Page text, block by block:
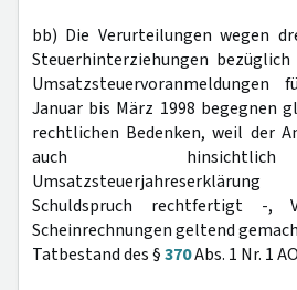
bb) Die Verurteilungen wegen
Steuerhinterziehungen
Januar bis März 1998 begegnen
rechtlichen Bedenken, weil der
auch
Schuldspruch rechtfertigt -,
Scheinrechnungen geltend
Tatbestand des §370Abs. 1 Nr. 1